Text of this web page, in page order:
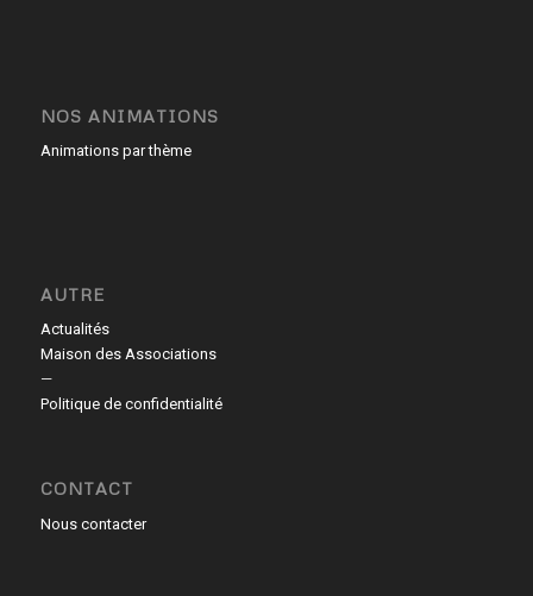
NOS ANIMATIONS
Animations par thème
AUTRE
Actualités
Maison des Associations
—
Politique de confidentialité
CONTACT
Nous contacter